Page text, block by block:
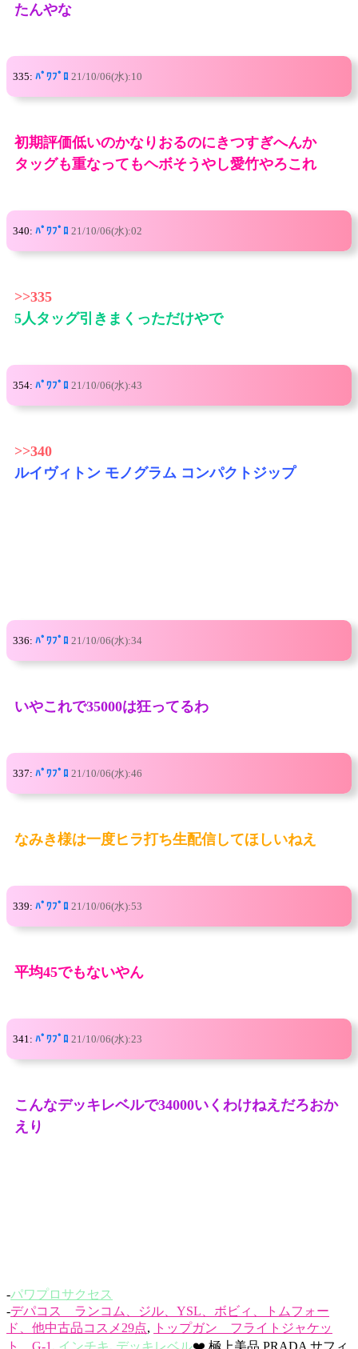
たんやな
335: ﾊﾟﾜﾌﾟﾛ 21/10/06(水):10
初期評価低いのかなりおるのにきつすぎへんか
タッグも重なってもヘボそうやし愛竹やろこれ
340: ﾊﾟﾜﾌﾟﾛ 21/10/06(水):02
>>335
5人タッグ引きまくっただけやで
354: ﾊﾟﾜﾌﾟﾛ 21/10/06(水):43
>>340
ルイヴィトン モノグラム コンパクトジップ
336: ﾊﾟﾜﾌﾟﾛ 21/10/06(水):34
いやこれで35000は狂ってるわ
337: ﾊﾟﾜﾌﾟﾛ 21/10/06(水):46
なみき様は一度ヒラ打ち生配信してほしいねえ
339: ﾊﾟﾜﾌﾟﾛ 21/10/06(水):53
平均45でもないやん
341: ﾊﾟﾜﾌﾟﾛ 21/10/06(水):23
こんなデッキレベルで34000いくわけねえだろおか
えり
-パワプロサクセス
-デパコス ランコム、ジル、YSL、ボビィ、トムフォー
ド、他中古品コスメ29点,
トップガン フライトジャケッ
ト G-1 , インチキ, デッキレベル❤️ 極上美品 PRADA サフィ